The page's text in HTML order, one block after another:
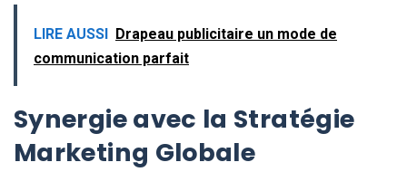
LIRE AUSSI
Drapeau publicitaire un mode de
communication parfait
Synergie avec la Stratégie
Marketing Globale